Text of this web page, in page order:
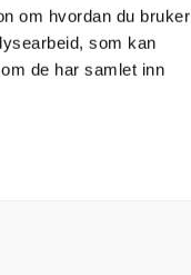
om hvordan du bruker
som kan
de har samlet inn